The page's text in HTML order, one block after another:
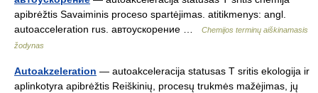
apibrėžtis Savaiminis proceso spartėjimas. atitikmenys: angl.
autoacceleration rus. автоускорение …
Chemijos terminų aiškinamasis
žodynas
Autoakzeleration — autoakceleracija statusas T sritis ekologija ir
aplinkotyra apibrėžtis Reiškinių, procesų trukmės mažėjimas, jų